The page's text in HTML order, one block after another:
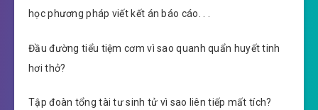
học phương pháp viết kết án báo cáo. . .
Đầu đường tiểu tiệm cơm vì sao quanh quẩn huyết tinh
hơi thở?
Tập đoàn tổng tài tư sinh tử vì sao liên tiếp mất tích?